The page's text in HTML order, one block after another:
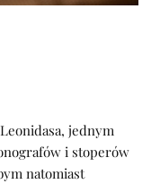
jednym
i stoperów
natomiast